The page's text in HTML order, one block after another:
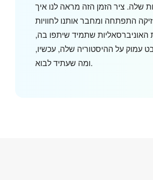
שלה. ציר הזמן הזה מראה לנו איך
התפתחה ומחבר אותנו לחוויות
האוניברסאליות שתמיד שיתפו בה,
עמוק על ההיסטוריה שלה, עכשיו,
ומה שעתיד לבוא.